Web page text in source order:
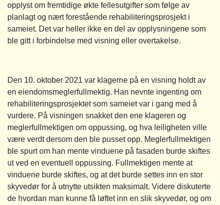
opplyst om fremtidige økte fellesutgifter som følge av
planlagt og nært forestående rehabiliteringsprosjekt i
sameiet. Det var heller ikke en del av opplysningene som
ble gitt i forbindelse med visning eller overtakelse.
Den 10. oktober 2021 var klagerne på en visning holdt av
en eiendomsmeglerfullmektig. Han nevnte ingenting om
rehabiliteringsprosjektet som sameiet var i gang med å
vurdere. På visningen snakket den ene klageren og
meglerfullmektigen om oppussing, og hva leiligheten ville
være verdt dersom den ble pusset opp. Meglerfullmektigen
ble spurt om han mente vinduene på fasaden burde skiftes
ut ved en eventuell oppussing. Fullmektigen mente at
vinduene burde skiftes, og at det burde settes inn en stor
skyvedør for å utnytte utsikten maksimalt. Videre diskuterte
de hvordan man kunne få løftet inn en slik skyvedør, og om